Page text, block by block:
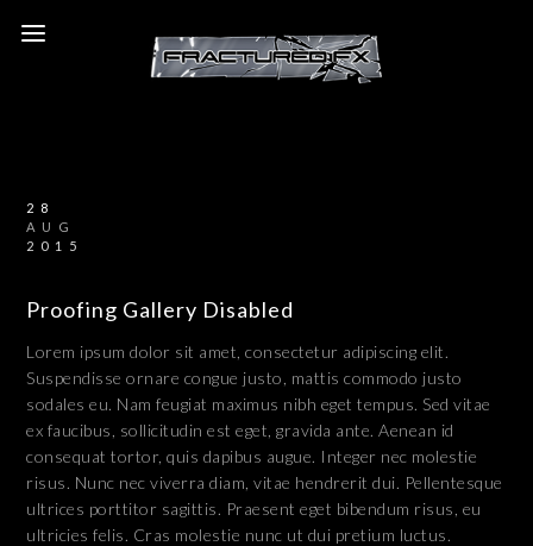
28
AUG
2015
Proofing Gallery Disabled
Lorem ipsum dolor sit amet, consectetur adipiscing elit.
Suspendisse ornare congue justo, mattis commodo justo
sodales eu. Nam feugiat maximus nibh eget tempus. Sed vitae
ex faucibus, sollicitudin est eget, gravida ante. Aenean id
consequat tortor, quis dapibus augue. Integer nec molestie
risus. Nunc nec viverra diam, vitae hendrerit dui. Pellentesque
ultrices porttitor sagittis. Praesent eget bibendum risus, eu
ultricies felis. Cras molestie nunc ut dui pretium luctus.